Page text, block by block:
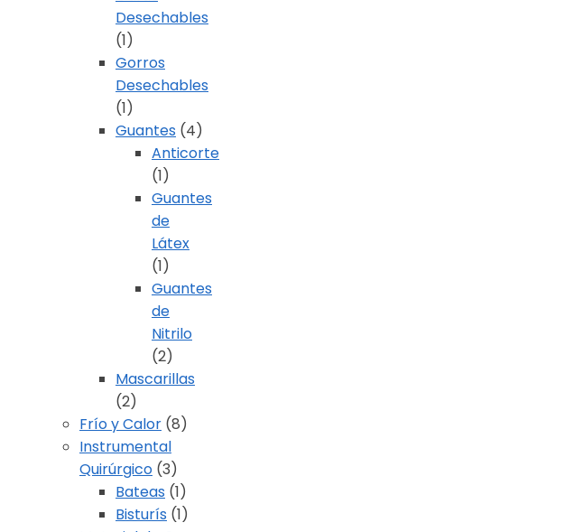
Desechables
(1)
Gorros
Desechables
(1)
Guantes (4)
Anticorte
(1)
Guantes
de
Látex
(1)
Guantes
de
Nitrilo
(2)
Mascarillas
(2)
Frío y Calor (8)
Instrumental
Quirúrgico (3)
Bateas (1)
Bisturís (1)